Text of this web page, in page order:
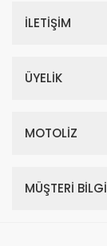
İLETİŞİM
ÜYELİK
MOTOLİZ
MÜŞTERİ